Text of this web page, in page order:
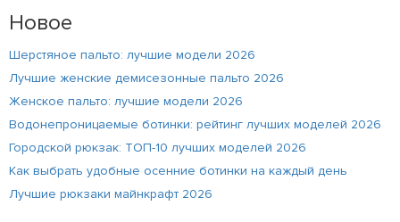
Новое
Шерстяное пальто: лучшие модели 2026
Лучшие женские демисезонные пальто 2026
Женское пальто: лучшие модели 2026
Водонепроницаемые ботинки: рейтинг лучших моделей 2026
Городской рюкзак: ТОП-10 лучших моделей 2026
Как выбрать удобные осенние ботинки на каждый день
Лучшие рюкзаки майнкрафт 2026